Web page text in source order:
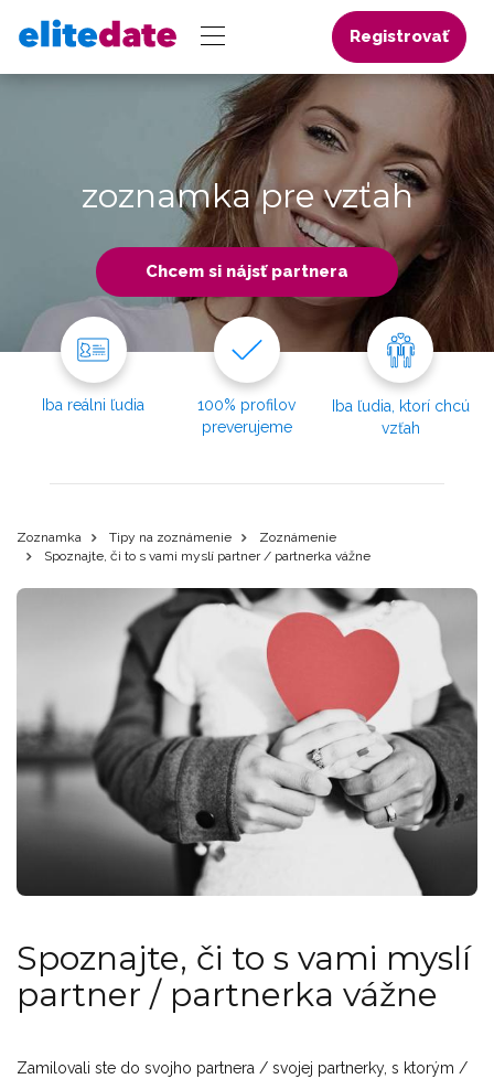
Registrovať
zoznamka pre vzťah
Chcem si nájsť partnera
Iba reálni ľudia
100% profilov
preverujeme
Iba ľudia, ktorí chcú
vzťah
Zoznamka Tipy na zoznámenie
Zoznámenie
Spoznajte, či to s vami myslí partner / partnerka vážne
Spoznajte, či to s vami myslí
partner / partnerka vážne
Zamilovali ste do svojho partnera / svojej partnerky, s ktorým /